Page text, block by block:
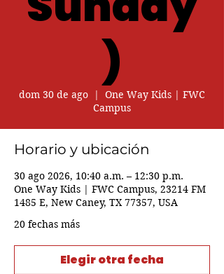
)
dom 30 de ago
  |
One Way Kids | FWC
Campus
Horario y ubicación
30 ago 2026, 10:40 a.m. – 12:30 p.m.
One Way Kids | FWC Campus, 23214 FM
1485 E, New Caney, TX 77357, USA
20 fechas más
Elegir otra fecha